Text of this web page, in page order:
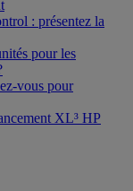
: présentez la
pour les
vous pour
XL³ HP